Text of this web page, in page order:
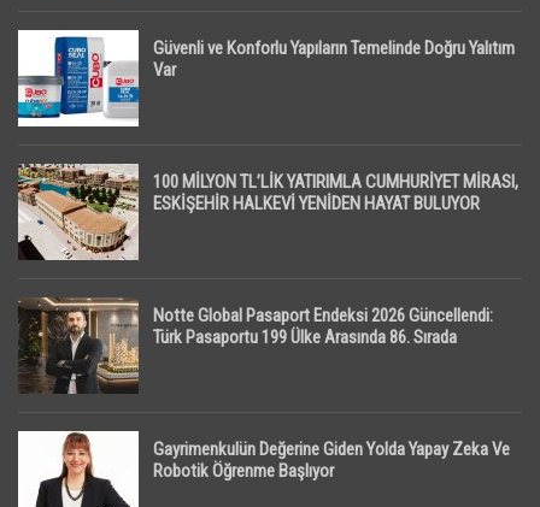
Güvenli ve Konforlu Yapıların Temelinde Doğru Yalıtım
Var
100 MİLYON TL’LİK YATIRIMLA CUMHURİYET MİRASI,
ESKİŞEHİR HALKEVİ YENİDEN HAYAT BULUYOR
Notte Global Pasaport Endeksi 2026 Güncellendi:
Türk Pasaportu 199 Ülke Arasında 86. Sırada
Gayrimenkulün Değerine Giden Yolda Yapay Zeka Ve
Robotik Öğrenme Başlıyor